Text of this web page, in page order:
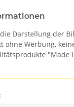
Darstellung der
ohne Werbung,
"Made